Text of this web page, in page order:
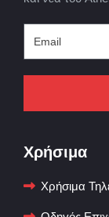
Χρήσιμα
Χρήσιμα